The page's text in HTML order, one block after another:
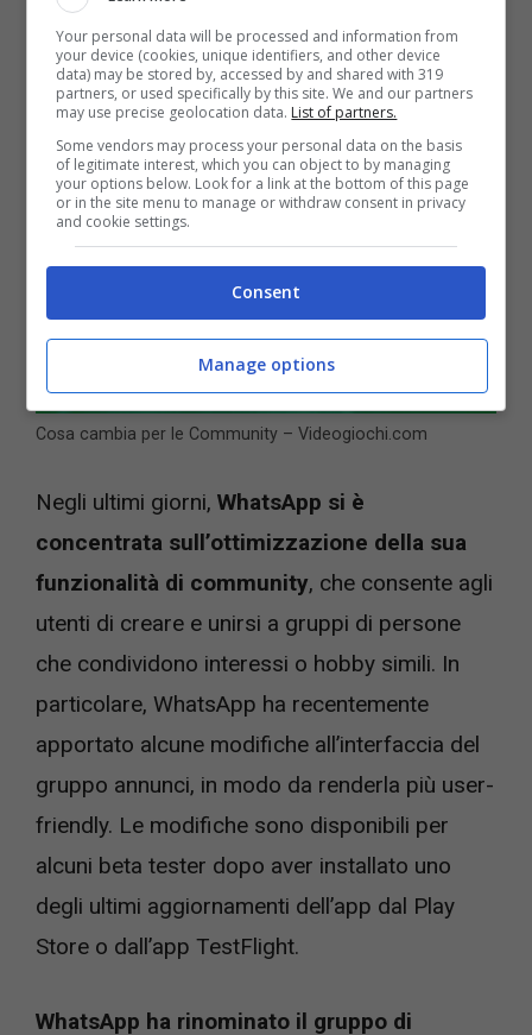
l’ultima versione di WhatsApp Beta per iOS e
Android.
Cosa cambia per le Community – Videogiochi.com
Negli ultimi giorni, WhatsApp si è
concentrata sull’ottimizzazione della sua
funzionalità di community, che consente agli
utenti di creare e unirsi a gruppi di persone
che condividono interessi o hobby simili. In
particolare, WhatsApp ha recentemente
apportato alcune modifiche all’interfaccia del
gruppo annunci, in modo da renderla più user-
friendly. Le modifiche sono disponibili per
alcuni beta tester dopo aver installato uno
degli ultimi aggiornamenti dell’app dal Play
Store o dall’app TestFlight.
WhatsApp ha rinominato il gruppo di
Your personal data will be processed and information from
your device (cookies, unique identifiers, and other device
data) may be stored by, accessed by and shared with 319
partners, or used specifically by this site. We and our partners
may use precise geolocation data. List of partners.
Some vendors may process your personal data on the basis
of legitimate interest, which you can object to by managing
your options below. Look for a link at the bottom of this page
or in the site menu to manage or withdraw consent in privacy
and cookie settings.
Consent
Manage options